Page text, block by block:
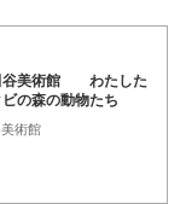
谷美術館 わたした
の森の動物たち
術館